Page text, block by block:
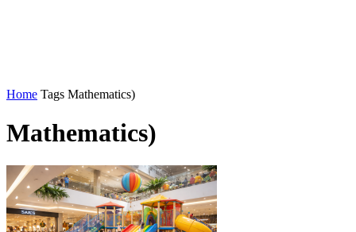
Home Tags Mathematics)
Mathematics)